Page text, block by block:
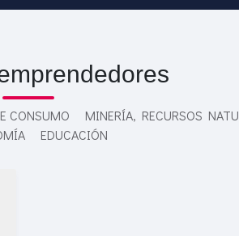
CONSUMO MINERÍA, RECURSOS
EDUCACIÓN